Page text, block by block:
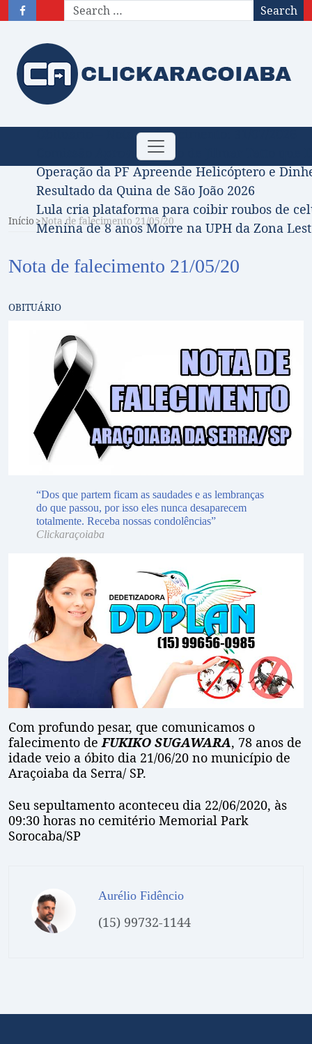
Search
Toggle
navigation
Obituário – Nota de falecimento: 31/07/2026
Comissão Aprova Projeto de Jilmar Tatto
Operação da PF Apreende Helicóptero e
Resultado da Quina de São João 2026
Lula cria plataforma para coibir roubos de
Menina de 8 anos Morre na UPH da Zona
Início Nota de falecimento 21/05/20
Nota de falecimento 21/05/20
OBITUÁRIO
“Dos que partem ficam as saudades e as lembranças
do que passou, por isso eles nunca desaparecem
totalmente. Receba nossas condolências”
Clickaraçoiaba
Com profundo pesar, que comunicamos o
falecimento deFUKIKO SUGAWARA, 78 anos de
idade veio a óbito dia 21/06/20 no município de
Araçoiaba da Serra/ SP.
Seu sepultamento aconteceu dia 22/06/2020, às
09:30 horas no cemitério Memorial Park
Sorocaba/SP
Aurélio Fidêncio
(15) 99732-1144